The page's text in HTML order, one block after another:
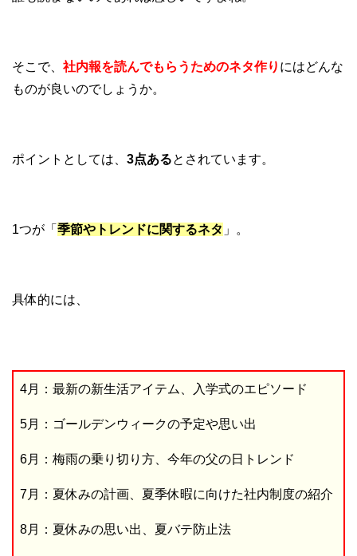
そこで、 社内報を読んでもらうためのネタ作り にはどんな
ものが良いのでしょうか。
ポイントとしては、 3点あるとされています。
1つが「 季節やトレンドに関するネタ 」。
具体的には、
4月：最新の新生活アイテム、入学式のエピソード
5月：ゴールデンウィークの予定や思い出
6月：梅雨の乗り切り方、今年の父の日トレンド
7月：夏休みの計画、夏季休暇に向けた社内制度の紹介
8月：夏休みの思い出、夏バテ防止法